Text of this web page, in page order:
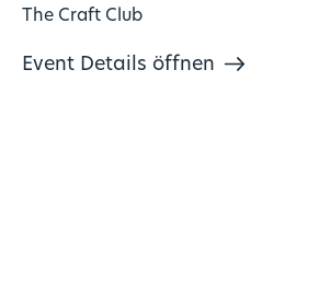
The Craft Club
Event Details öffnen